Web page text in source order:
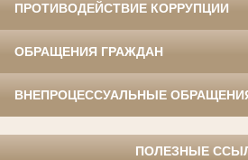
ПРОТИВОДЕЙСТВИЕ КОРРУПЦИИ
ОБРАЩЕНИЯ ГРАЖДАН
ВНЕПРОЦЕССУАЛЬНЫЕ
ПОЛЕЗНЫЕ